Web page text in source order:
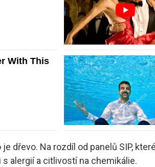
dřevo. Na rozdíl od panelů SIP,
alergií a citlivostí na chemikálie.